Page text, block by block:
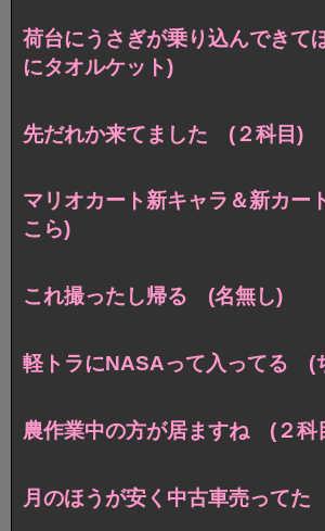
荷台にうさぎが乗り込んでき
にタオルケット)
先だれか来てました (２科目)
マリオカート新キャラ＆新カ
こら)
これ撮ったし帰る (名無し)
軽トラにNASAって入ってる (
農作業中の方が居ますね (２科
月のほうが安く中古車売って